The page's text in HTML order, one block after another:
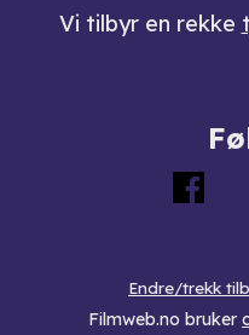
Vi tilbyr en rekke
Endre/trekk
Filmweb.no bruker